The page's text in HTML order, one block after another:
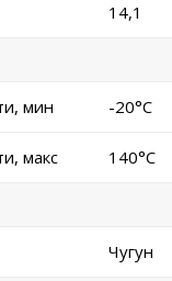
14,1
мин -20°C
макс 140°C
Чугун